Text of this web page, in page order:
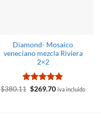
Diamond- Mosaico
veneciano mezcla Riviera
2×2
Valorado
$380.11 El
$269.70Eliva incluido